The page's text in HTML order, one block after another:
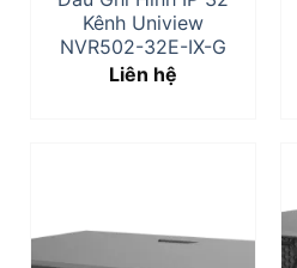
Kênh Uniview
NVR502-32E-IX-G
Liên hệ